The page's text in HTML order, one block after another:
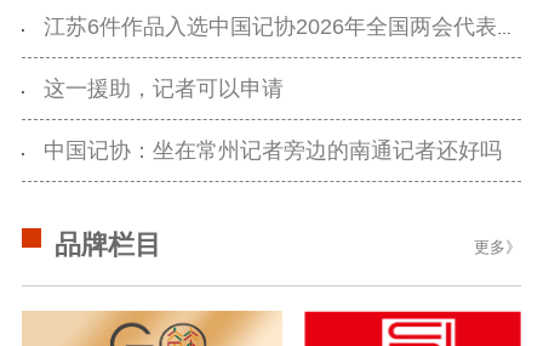
江苏6件作品入选中国记协2026年全国两会代表作专辑
这一援助，记者可以申请
中国记协：坐在常州记者旁边的南通记者还好吗
品牌栏目 更多》